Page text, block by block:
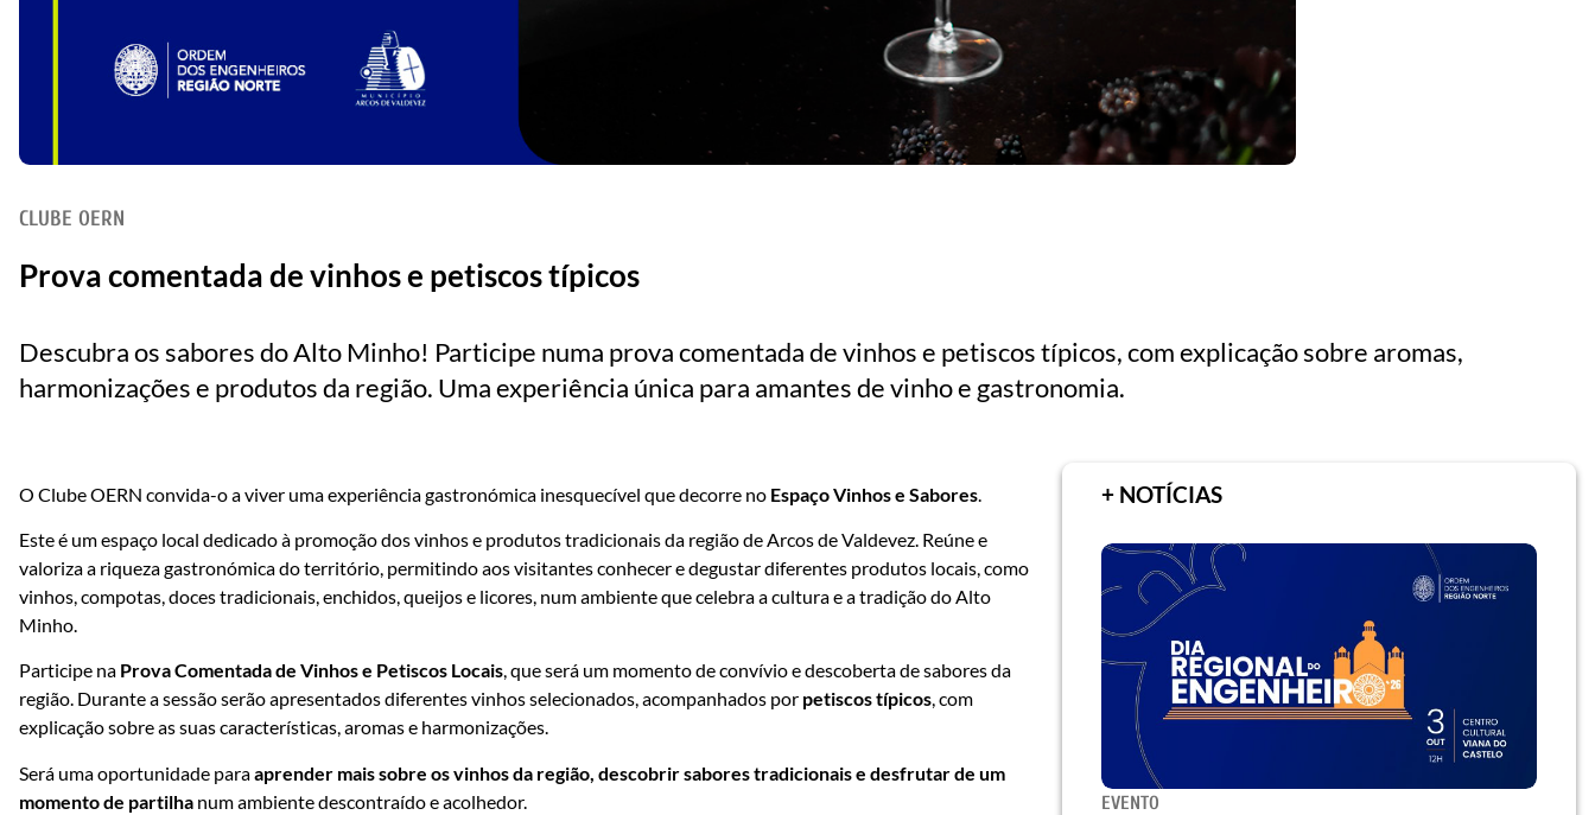
CLUBE OERN
Prova comentada de vinhos e petiscos típicos
Descubra os sabores do Alto Minho! Participe numa prova comentada de vinhos e petiscos típicos, com explicação sobre aromas,
harmonizações e produtos da região. Uma experiência única para amantes de vinho e gastronomia.
O Clube OERN convida-o a viver uma experiência gastronómica inesquecível que decorre no Espaço Vinhos e Sabores
Este é um espaço local dedicado à promoção dos vinhos e produtos tradicionais da região de Arcos de Valdevez. Reúne e
valoriza a riqueza gastronómica do território, permitindo aos visitantes conhecer e degustar diferentes produtos locais, como
vinhos, compotas, doces tradicionais, enchidos, queijos e licores, num ambiente que celebra a cultura e a tradição do Alto
Minho.
Participe na Prova Comentada de Vinhos e Petiscos Locais, que será um momento de convívio e descoberta de sabores da
região. Durante a sessão serão apresentados diferentes vinhos selecionados, acompanhados por petiscos típicos, com
explicação sobre as suas características, aromas e harmonizações.
Será uma oportunidade paraaprender mais sobre os vinhos da região, descobrir sabores tradicionais e desfrutar de um
momento de partilha num ambiente descontraído e acolhedor.
+ NOTÍCIAS
EVENTO